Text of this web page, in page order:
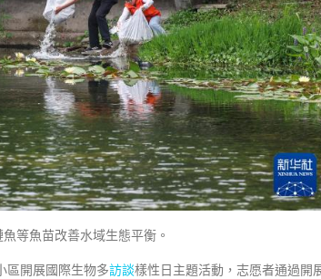
等魚苗改善水域生態平衡。
區開展國際生物多訪談樣性日主題活動，志愿者通過開